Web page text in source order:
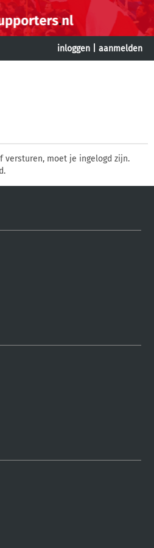
inloggen aanmelden
versturen, moet je ingelogd zijn.